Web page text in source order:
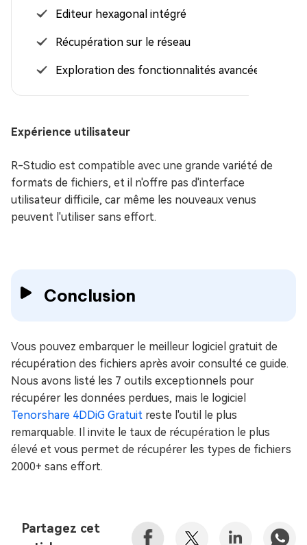
Editeur hexagonal intégré
Récupération sur le réseau
Exploration des fonctionnalités avancées
Expérience utilisateur
R-Studio est compatible avec une grande variété de
formats de fichiers, et il n'offre pas d'interface
utilisateur difficile, car même les nouveaux venus
peuvent l'utiliser sans effort.
Conclusion
Vous pouvez embarquer le meilleur logiciel gratuit de
récupération des fichiers après avoir consulté ce guide.
Nous avons listé les 7 outils exceptionnels pour
récupérer les données perdues, mais le logiciel
Tenorshare 4DDiG Gratuit reste l'outil le plus
remarquable. Il invite le taux de récupération le plus
élevé et vous permet de récupérer les types de fichiers
2000+ sans effort.
Partagez cet